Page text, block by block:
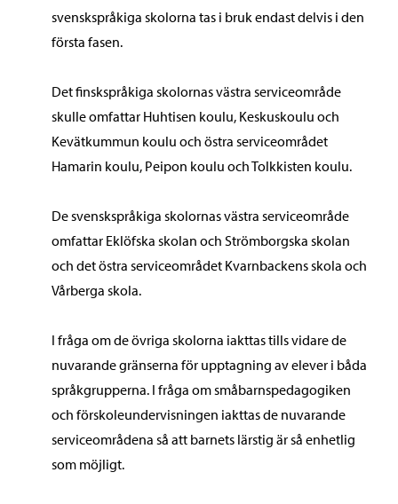
svenskspråkiga skolorna tas i bruk endast delvis i den
första fasen.
Det finskspråkiga skolornas västra serviceområde
skulle omfattar Huhtisen koulu, Keskuskoulu och
Kevätkummun koulu och östra serviceområdet
Hamarin koulu, Peipon koulu och Tolkkisten koulu.
De svenskspråkiga skolornas västra serviceområde
omfattar Eklöfska skolan och Strömborgska skolan
och det östra serviceområdet Kvarnbackens skola och
Vårberga skola.
I fråga om de övriga skolorna iakttas tills vidare de
nuvarande gränserna för upptagning av elever i båda
språkgrupperna. I fråga om småbarnspedagogiken
och förskoleundervisningen iakttas de nuvarande
serviceområdena så att barnets lärstig är så enhetlig
som möjligt.